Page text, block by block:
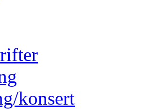
konsert